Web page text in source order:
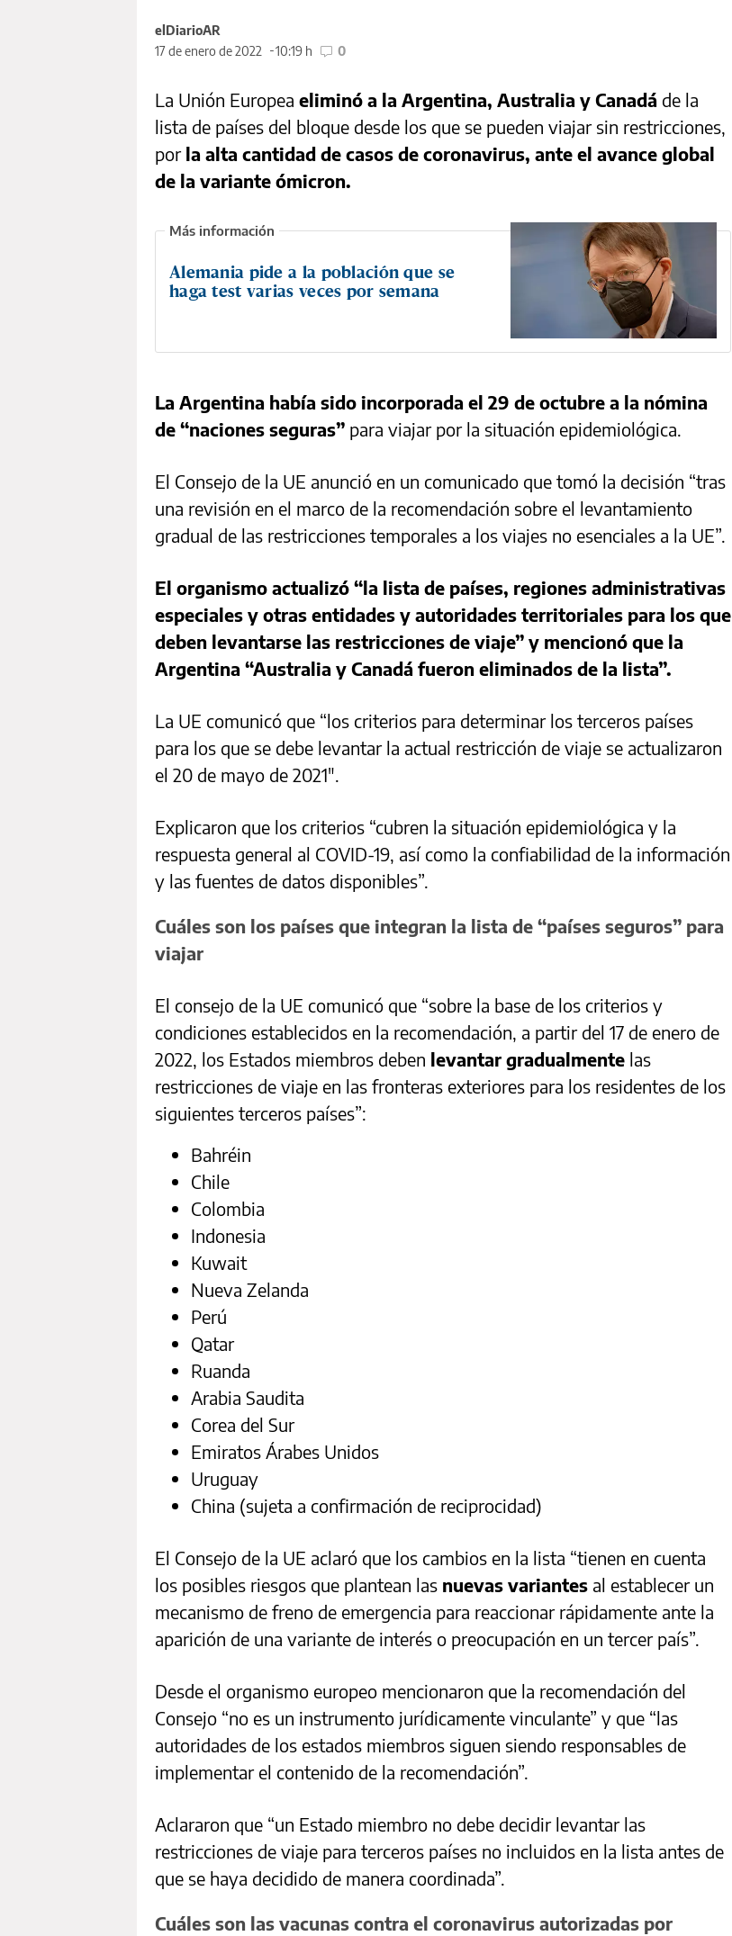
elDiarioAR
17 de enero de 2022
10:19 h 0
La Unión Europea eliminó a la Argentina, Australia y Canadá de la
lista de países del bloque desde los que se pueden viajar sin restricciones,
por la alta cantidad de casos de coronavirus, ante el avance global
de la variante ómicron.
Alemania pide a la población que se
haga test varias veces por semana
La Argentina había sido incorporada el 29 de octubre a la nómina
de “naciones seguras” para viajar por la situación epidemiológica.
El Consejo de la UE anunció en un comunicado que tomó la decisión “tras
una revisión en el marco de la recomendación sobre el levantamiento
gradual de las restricciones temporales a los viajes no esenciales a la UE”.
El organismo actualizó “la lista de países, regiones administrativas
especiales y otras entidades y autoridades territoriales para los que
deben levantarse las restricciones de viaje” y mencionó que la
Argentina “Australia y Canadá fueron eliminados de la lista”.
La UE comunicó que “los criterios para determinar los terceros países
para los que se debe levantar la actual restricción de viaje se actualizaron
el 20 de mayo de 2021″.
Explicaron que los criterios “cubren la situación epidemiológica y la
respuesta general al COVID-19, así como la confiabilidad de la información
y las fuentes de datos disponibles”.
Cuáles son los países que integran la lista de “países seguros” para
viajar
El consejo de la UE comunicó que “sobre la base de los criterios y
condiciones establecidos en la recomendación, a partir del 17 de enero de
2022, los Estados miembros deben levantar gradualmente las
restricciones de viaje en las fronteras exteriores para los residentes de los
siguientes terceros países”:
Bahréin
Chile
Colombia
Indonesia
Kuwait
Nueva Zelanda
Perú
Qatar
Ruanda
Arabia Saudita
Corea del Sur
Emiratos Árabes Unidos
Uruguay
China (sujeta a confirmación de reciprocidad)
El Consejo de la UE aclaró que los cambios en la lista “tienen en cuenta
los posibles riesgos que plantean las nuevas variantes al establecer un
mecanismo de freno de emergencia para reaccionar rápidamente ante la
aparición de una variante de interés o preocupación en un tercer país”.
Desde el organismo europeo mencionaron que la recomendación del
Consejo “no es un instrumento jurídicamente vinculante” y que “las
autoridades de los estados miembros siguen siendo responsables de
implementar el contenido de la recomendación”.
Aclararon que “un Estado miembro no debe decidir levantar las
restricciones de viaje para terceros países no incluidos en la lista antes de
que se haya decidido de manera coordinada”.
Cuáles son las vacunas contra el coronavirus autorizadas por